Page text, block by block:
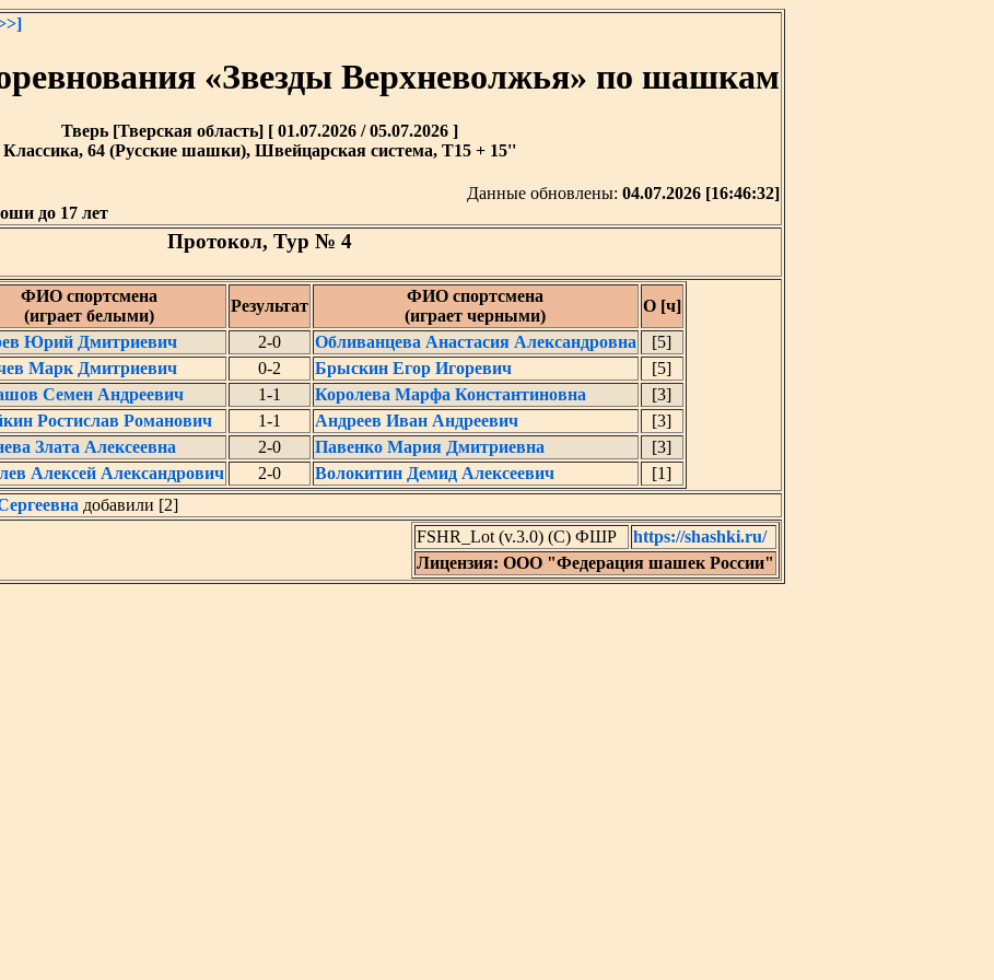
«Звезды Верхневолжья» по шашкам
Тверь [Тверская область] [ 01.07.2026 / 05.07.2026 ]
Классика, 64 (Русские шашки), Швейцарская система, T15 + 15''
Данные обновлены: 04.07.2026 [16:46:32]
до 17 лет
Протокол, Тур № 4
ФИО спортсмена
(играет белыми)
Результат
ФИО спортсмена
(играет черными)
О [ч]
Юрий Дмитриевич 2-0 Обливанцева Анастасия Александровна
[5]
Марк Дмитриевич 0-2 Брыскин Егор Игоревич
[5]
Семен Андреевич 1-1 Королева Марфа Константиновна
[3]
Ростислав Романович 1-1 Андреев Иван Андреевич
[3]
Злата Алексеевна 2-0 Павенко Мария Дмитриевна
[3]
Алексей Александрович 2-0 Волокитин Демид Алексеевич
[1]
добавили [2]
FSHR_Lot (v.3.0) (C) ФШР
https://shashki.ru/
Лицензия: ООО "Федерация шашек России"